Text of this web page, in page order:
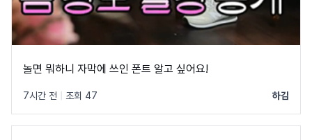
놀면 뭐하니 자막에 쓰인 폰트 알고 싶어요!
7시간 전 조회 47 하김